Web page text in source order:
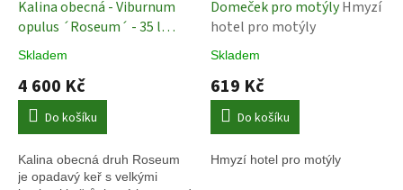
Kalina obecná - Viburnum
opulus ´Roseum´ - 35 l
Vzrostlé okrasné keře
Skladem
4 600 Kč
Do košíku
Kalina obecná druh Roseum
je opadavý keř s velkými
Domeček pro motýlyHmyzí
hotel pro motýly
Skladem
619 Kč
Do košíku
Hmyzí hotel pro motýly